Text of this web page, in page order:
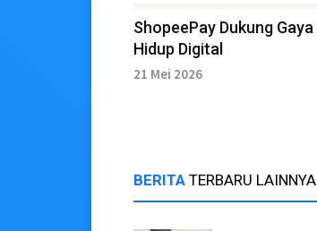
ShopeePay Dukung Gaya
Hidup Digital
21 Mei 2026
BERITA TERBARU LAINNYA